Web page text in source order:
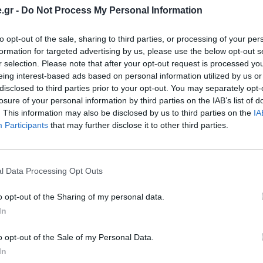
- Do Not Process My Personal Information
opt-out of the sale, sharing to third parties, or processing of your
for targeted advertising by us, please use the below opt-out
selection. Please note that after your opt-out request is processed
interest-based ads based on personal information utilized by us
to third parties prior to your opt-out. You may separately
of your personal information by third parties on the IAB’s list of
This information may also be disclosed by us to third parties on the
Participants that may further disclose it to other third parties.
Data Processing Opt Outs
opt-out of the Sharing of my personal data.
opt-out of the Sale of my Personal Data.
Τέλος για πάντα στο (βαρετό) σιδέρωμα με την
ρομποτική Effie!
by Πέτρος Κυπραίος